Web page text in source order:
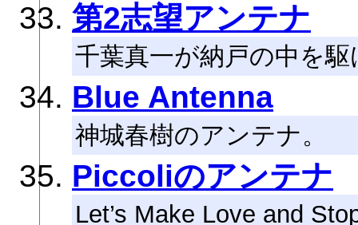
第2志望アンテナ
千葉真一が納戸の中を駆
Blue Antenna
神城春樹のアンテナ。
Piccoliのアンテナ
Let’s Make Love and